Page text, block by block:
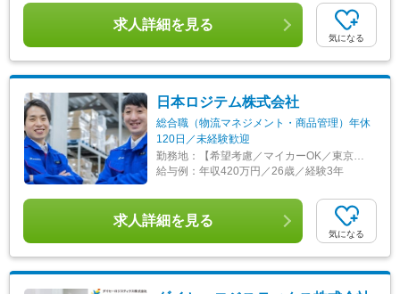
求人詳細を見る
気になる
日本ロジテム株式会社
総合職（物流マネジメント・商品管理）年休
120日／未経験歓迎
勤務地：
【希望考慮／マイカーOK／東京・埼玉・神奈川・千葉・茨城・静岡・大阪】 ■東京 江東区新砂2-5-28 江東区有明1-3-33 大田区仲池上1-31-5 ■埼玉 所沢市坂之下691-3 春日部市下柳1778-1 ■神奈川 横浜市瀬谷区目黒町13-7 伊勢原市石田100 MFLP厚木II 1階 海老名市中新田3290 MFLP海老名 3F ■千葉 柏市十余二380-114 浦安市千鳥15-14 舞浜センター ■大阪 茨木市宮島2-5-1北大阪トラックターミナル７号棟（新拠点） ※受動喫煙対策：有
給与例： 年収420万円／26歳／経験3年
求人詳細を見る
気になる